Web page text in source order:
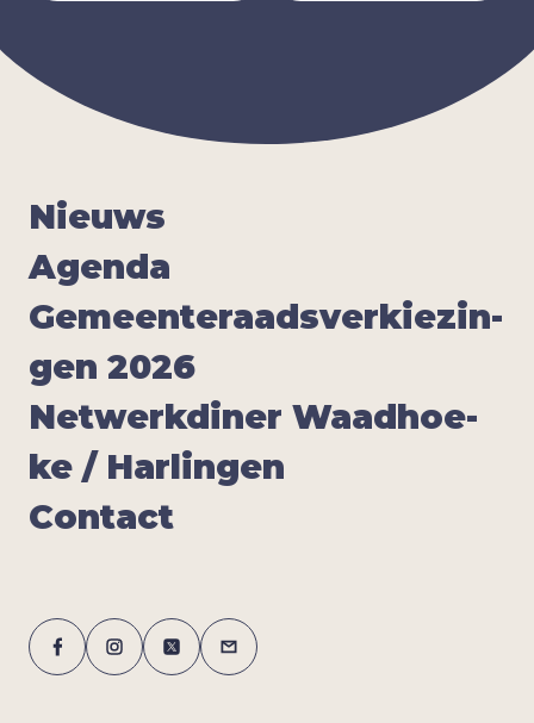
Nieuws
Agen­da
Gemeen­te­raads­ver­kie­zin­
gen 2026
Net­werk­di­ner Waad­hoe­
ke / Har­lin­gen
Con­tact